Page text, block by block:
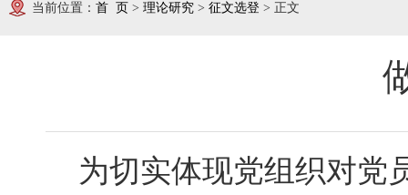
当前位置： 首 页 > 理论研究 > 征文选登 > 正文
为切实体现党组织对党